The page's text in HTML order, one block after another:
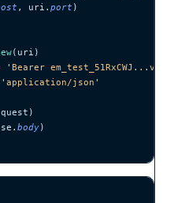
, uri. port )
(uri)
' Bearer
' application/json '
body)